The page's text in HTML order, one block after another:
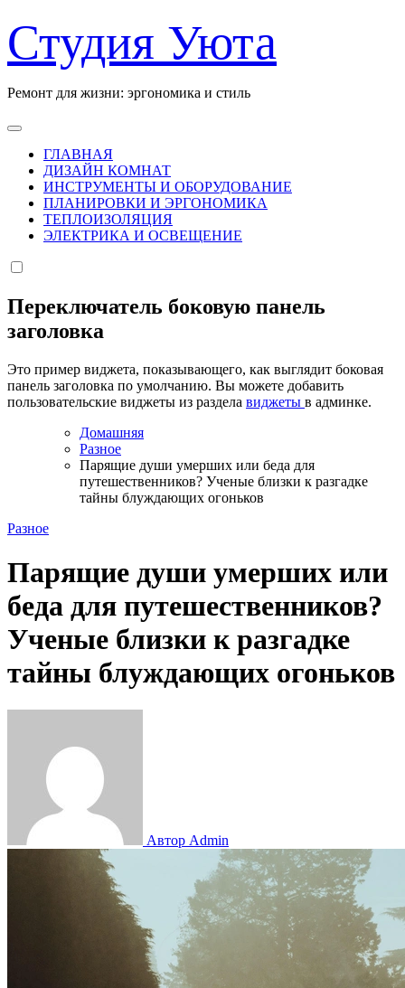
к
содержанию
Студия Уюта
Ремонт для жизни: эргономика и стиль
ГЛАВНАЯ
ДИЗАЙН КОМНАТ
ИНСТРУМЕНТЫ И ОБОРУДОВАНИЕ
ПЛАНИРОВКИ И ЭРГОНОМИКА
ТЕПЛОИЗОЛЯЦИЯ
ЭЛЕКТРИКА И ОСВЕЩЕНИЕ
Переключатель боковую панель
заголовка
Это пример виджета, показывающего, как выглядит боковая
панель заголовка по умолчанию. Вы можете добавить
пользовательские виджеты из раздела виджеты в админке.
Домашняя
Разное
Парящие души умерших или беда для
путешественников? Ученые близки к разгадке
тайны блуждающих огоньков
Разное
Парящие души умерших или
беда для путешественников?
Ученые близки к разгадке
тайны блуждающих огоньков
Автор Admin